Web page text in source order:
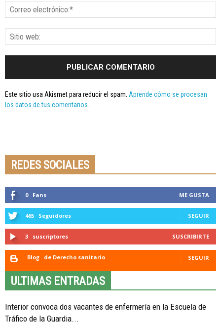
Este sitio usa Akismet para reducir el spam. Aprende cómo se procesan
los datos de tus comentarios.
REDES SOCIALES
0 Fans ME GUSTA
465 Seguidores SEGUIR
3 suscriptores SUSCRIBIRTE
Blog de Derecho sanitario SEGUIR
ULTIMAS ENTRADAS
Interior convoca dos vacantes de enfermería en la Escuela de
Tráfico de la Guardia...